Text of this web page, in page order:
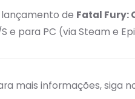
lançamento de Fatal Fury:
e para PC (via Steam e
mais informações, siga